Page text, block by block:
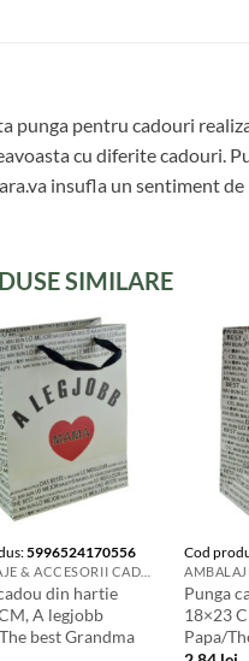
punga pentru cadouri
cu diferite cadouri.
insufla un sentiment de
SIMILARE
5996524170556
din hartie
A legjobb
best Grandma
Cod
Punga
18×23
Papa/